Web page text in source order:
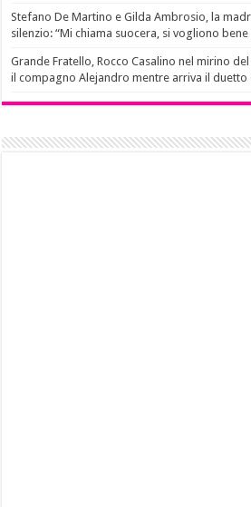
Stefano De Martino e Gilda Ambrosio, la
silenzio: “Mi chiama suocera, si vogliono bene
Grande Fratello, Rocco Casalino nel mirino
il compagno Alejandro mentre arriva il duetto